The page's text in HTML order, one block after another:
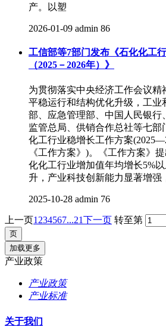
产。以塑
2026-01-09 admin 86
工信部等7部门发布《石化化工
（2025－2026年）》
为贯彻落实中央经济工作会议精
平稳运行和结构优化升级，工业
部、应急管理部、中国人民银行
监管总局、供销合作总社等七部
化工行业稳增长工作方案
《工作方案》)。《工作方案》
化化工行业增加值年均增长5%
升，产业科技创新能力显著增强
2025-10-28 admin 76
上一页1 234567...21下一页 转至第
加载更多
产业政策
产业政策
产业标准
关于我们